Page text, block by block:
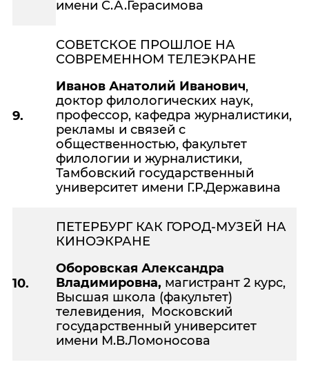
имени С.А.Герасимова
9.
СОВЕТСКОЕ ПРОШЛОЕ НА
СОВРЕМЕННОМ ТЕЛЕЭКРАНЕ
Иванов Анатолий Иванович,
доктор филологических наук,
профессор, кафедра журналистики,
рекламы и связей с
общественностью, факультет
филологии и журналистики,
Тамбовский государственный
университет имени Г.Р.Державина
10.
ПЕТЕРБУРГ КАК ГОРОД-МУЗЕЙ НА
КИНОЭКРАНЕ
Оборовская Александра
Владимировна, магистрант 2 курс,
Высшая школа (факультет)
телевидения, Московский
государственный университет
имени М.В.Ломоносова